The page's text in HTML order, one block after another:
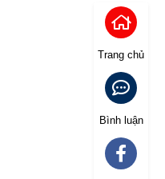
Trang chủ
Bình luận